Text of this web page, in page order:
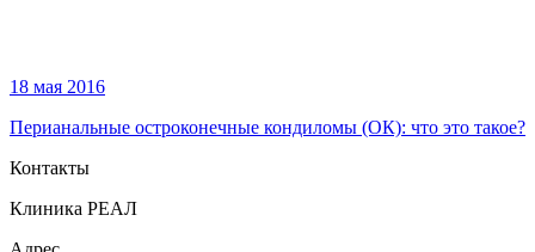
18 мая 2016
Перианальные остроконечные кондиломы (ОК): что это такое?
Контакты
Клиника РЕАЛ